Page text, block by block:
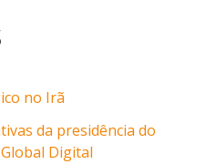
no Irã
da presidência do
Digital